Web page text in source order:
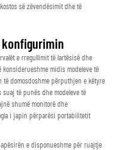
së zëvendësimit dhe të
konfigurimin
e rregullimit të lartësisë dhe
midis modeleve të
të domosdoshme përputhjen e këtyre
suaj të punës dhe modeleve të
shumë monitorë dhe
i japin përparësi portabilitetit
e disponueshme për ruajtje